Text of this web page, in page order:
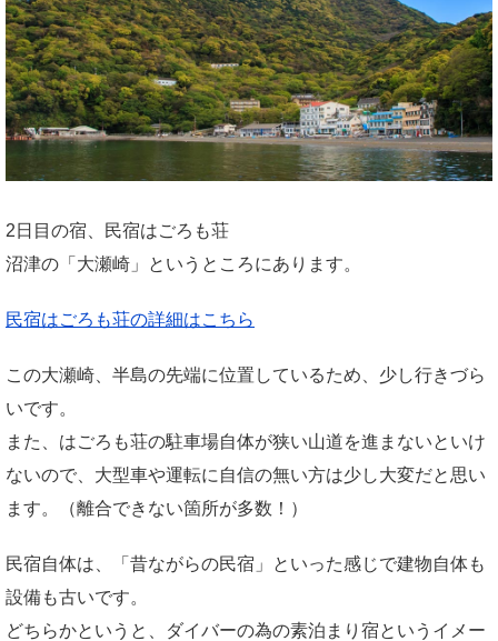
2日目の宿、民宿はごろも荘
沼津の「大瀬崎」というところにあります。
民宿はごろも荘の詳細はこちら
この大瀬崎、半島の先端に位置しているため、少し行きづら
いです。
また、はごろも荘の駐車場自体が狭い山道を進まないといけ
ないので、大型車や運転に自信の無い方は少し大変だと思い
ます。（離合できない箇所が多数！）
民宿自体は、「昔ながらの民宿」といった感じで建物自体も
設備も古いです。
どちらかというと、ダイバーの為の素泊まり宿というイメー